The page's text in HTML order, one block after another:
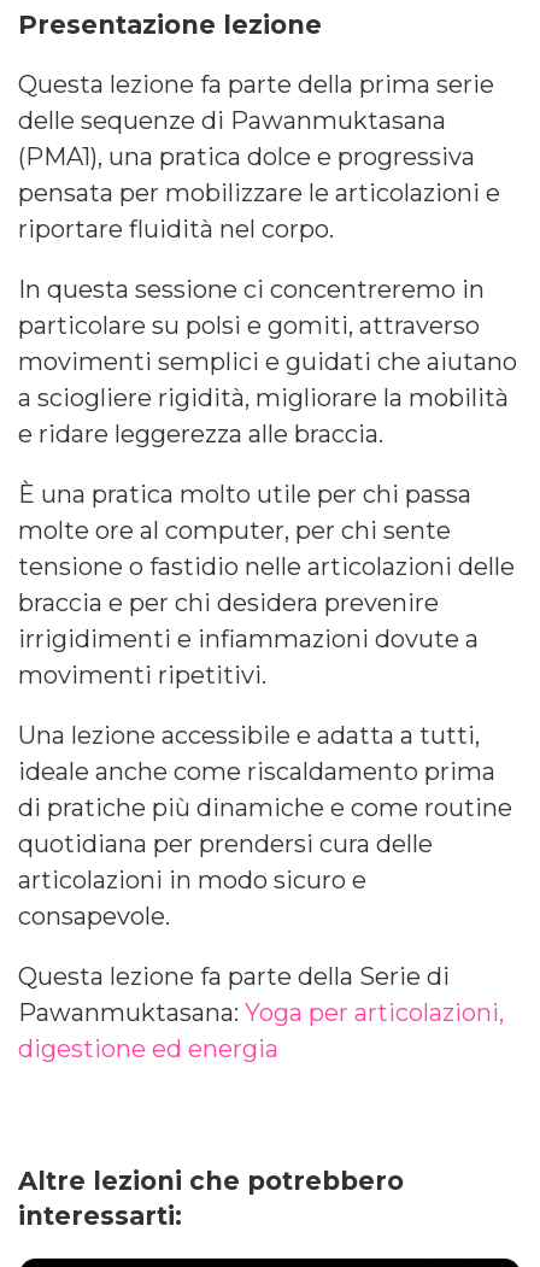
Presentazione lezione
Questa lezione fa parte della prima serie
delle sequenze di Pawanmuktasana
(PMA1), una pratica dolce e progressiva
pensata per mobilizzare le articolazioni e
riportare fluidità nel corpo.
In questa sessione ci concentreremo in
particolare su polsi e gomiti, attraverso
movimenti semplici e guidati che aiutano
a sciogliere rigidità, migliorare la mobilità
e ridare leggerezza alle braccia.
È una pratica molto utile per chi passa
molte ore al computer, per chi sente
tensione o fastidio nelle articolazioni delle
braccia e per chi desidera prevenire
irrigidimenti e infiammazioni dovute a
movimenti ripetitivi.
Una lezione accessibile e adatta a tutti,
ideale anche come riscaldamento prima
di pratiche più dinamiche e come routine
quotidiana per prendersi cura delle
articolazioni in modo sicuro e
consapevole.
Questa lezione fa parte della Serie di
Pawanmuktasana: Yoga per articolazioni,
digestione ed energia
Altre lezioni che potrebbero
interessarti: